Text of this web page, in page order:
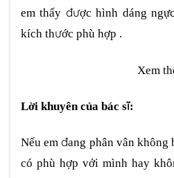
em thấy được hình dáng
kích thước phù hợp .
Xem
Lời khuyên của bác sĩ:
Nếu em đang phân vân
có phù hợp với mình hay